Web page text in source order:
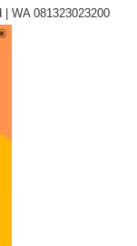
WA 081323023200